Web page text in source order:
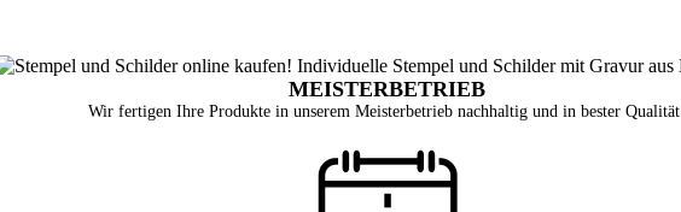
MEISTERBETRIEB
Wir fertigen Ihre Produkte in unserem Meisterbetrieb nachhaltig und in bester Qualität.